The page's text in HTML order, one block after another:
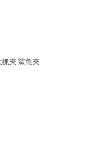
抓夾 鯊魚夾